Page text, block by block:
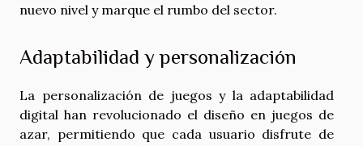
nuevo nivel y marque el rumbo del sector.
Adaptabilidad y personalización
La personalización de juegos y la adaptabilidad
digital han revolucionado el diseño en juegos de
azar, permitiendo que cada usuario disfrute de